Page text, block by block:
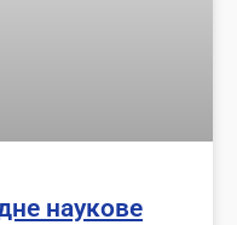
наукове